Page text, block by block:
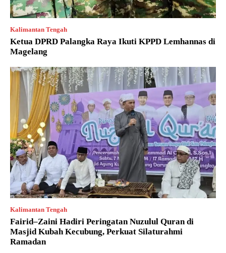
Kalimantan Tengah
Ketua DPRD Palangka Raya Ikuti KPPD Lemhannas di
Magelang
Kalimantan Tengah
Fairid–Zaini Hadiri Peringatan Nuzulul Quran di
Masjid Kubah Kecubung, Perkuat Silaturahmi
Ramadan